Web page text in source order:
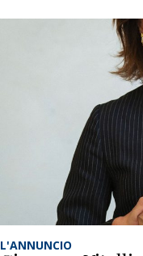
L'ANNUNCIO